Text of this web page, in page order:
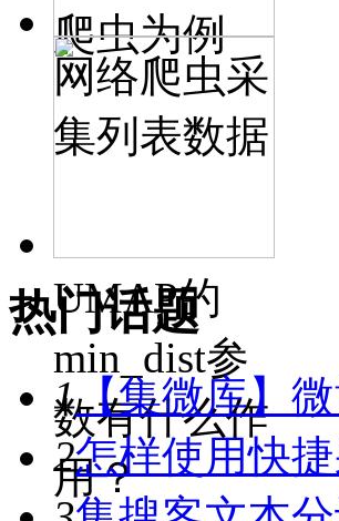
爬虫为例
网络爬虫采
集列表数据
UMAP的
min_dist参
数有什么作
用？
热门话题
1【集微库】
2怎样使用快